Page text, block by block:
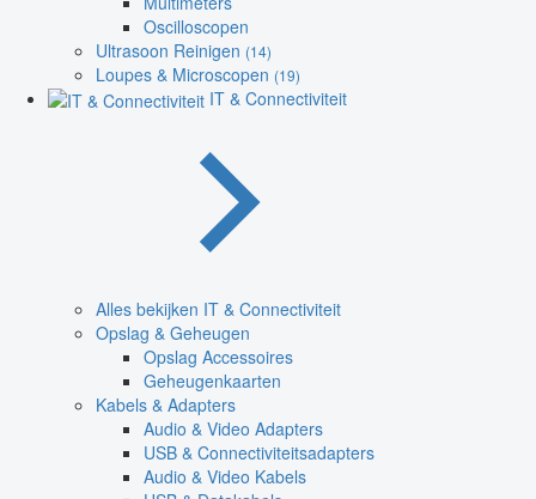
Oscilloscopen
Ultrasoon Reinigen (14)
Loupes & Microscopen (19)
IT & Connectiviteit
Alles bekijken IT & Connectiviteit
Opslag & Geheugen
Opslag Accessoires
Geheugenkaarten
Kabels & Adapters
Audio & Video Adapters
USB & Connectiviteitsadapters
Audio & Video Kabels